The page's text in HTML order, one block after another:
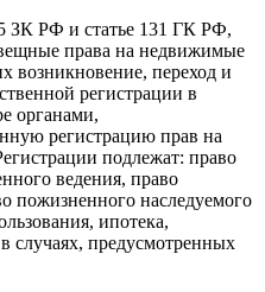
ЗК РФ и статье 131 ГК РФ,
права на недвижимые
возникновение, переход и
регистрации в
органами,
регистрацию прав на
подлежат: право
ведения, право
пожизненного наследуемого
ипотека,
случаях, предусмотренных